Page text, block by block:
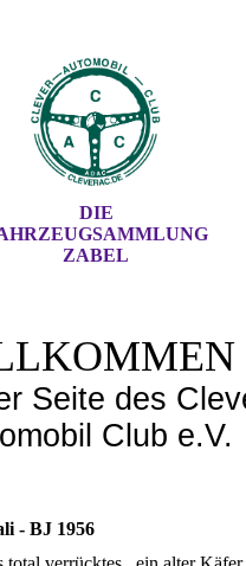
DIE
ZABEL
Seite des
Club e.V.
- BJ 1956